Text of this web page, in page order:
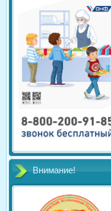
Внимание!